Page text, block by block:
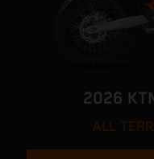
2026
ALL